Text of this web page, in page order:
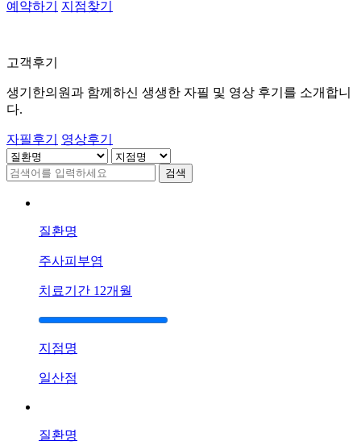
예약하기 지점찾기
루
성
부
염]
울
고객후기
생기한의원과 함께하신 생생한 자필 및 영상 후기를 소개합니
다.
자필후기 영상후기
검색
질환명
주사피부염
치료기간 12개월
지점명
일산점
질환명